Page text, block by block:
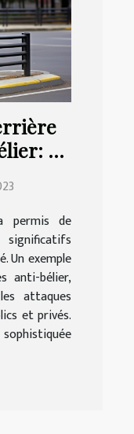
un
permis de
Un exemple
anti-bélier,
attaques
et privés.